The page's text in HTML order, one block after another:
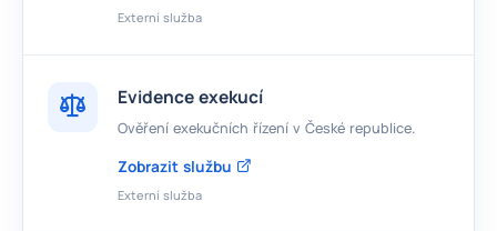
Externí služba
Evidence exekucí
Ověření exekučních řízení v České republice.
Zobrazit službu
Externí služba